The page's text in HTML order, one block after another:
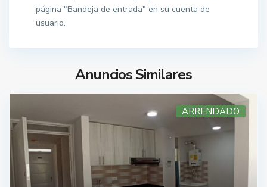
página "Bandeja de entrada" en su cuenta de
usuario.
Anuncios Similares
ARRENDADO